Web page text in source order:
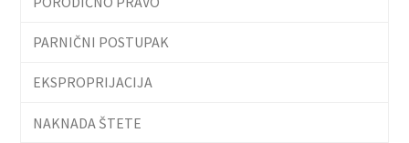
PARNIČNI POSTUPAK
EKSPROPRIJACIJA
NAKNADA ŠTETE